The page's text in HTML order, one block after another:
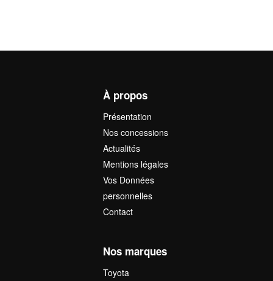
À propos
Présentation
Nos concessions
Actualités
Mentions légales
Vos Données
personnelles
Contact
Nos marques
Toyota